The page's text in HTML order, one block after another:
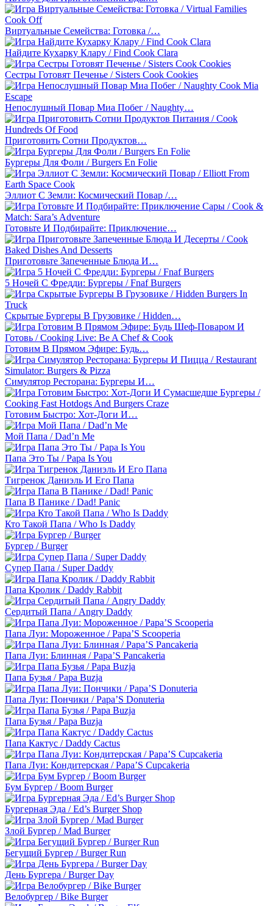
Виртуальные Семейства: Готовка /…
Найдите Кухарку Клару / Find Cook Clara
Сестры Готовят Печенье / Sisters Cook Cookies
Непослушный Повар Миа Побег / Naughty…
Приготовить Сотни Продуктов…
Бургеры Для Фоли / Burgers En Folie
Эллиот С Земли: Космический Повар /…
Готовьте И Подбирайте: Приключение…
Приготовьте Запеченные Блюда И…
5 Ночей С Фредди: Бургеры / Fnaf Burgers
Скрытые Бургеры В Грузовике / Hidden…
Готовим В Прямом Эфире: Будь…
Симулятор Ресторана: Бургеры И…
Готовим Быстро: Хот-Доги И…
Мой Папа / Dad’n Me
Папа Это Ты / Papa Is You
Тигренок Даниэль И Его Папа
Папа В Панике / Dad! Panic
Кто Такой Папа / Who Is Daddy
Бургер / Burger
Супер Папа / Super Daddy
Папа Кролик / Daddy Rabbit
Сердитый Папа / Angry Daddy
Папа Луи: Мороженное / Papa’S Scooperia
Папа Луи: Блинная / Papa’S Pancakeria
Папа Бузья / Papa Buzja
Папа Луи: Пончики / Papa’S Donuteria
Папа Бузья / Papa Buzja
Папа Кактус / Daddy Cactus
Папа Луи: Кондитерская / Papa’S Cupcakeria
Бум Бургер / Boom Burger
Бургерная Эда / Ed’s Burger Shop
Злой Бургер / Mad Burger
Бегущий Бургер / Burger Run
День Бургера / Burger Day
Велобургер / Bike Burger